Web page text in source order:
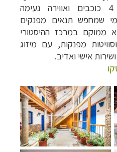
Ananay Hotels) עם 4 כוכבים ואווירה נעימה
שמחפש תנאים מפנקים
ממוקם במרכז ההיסטורי
מפנקות, עם מיזוג
אישי ואדיב.